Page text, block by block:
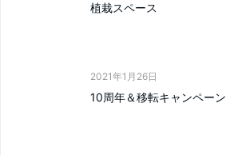
植栽スペース
2021年1月26日
10周年＆移転キャンペーン